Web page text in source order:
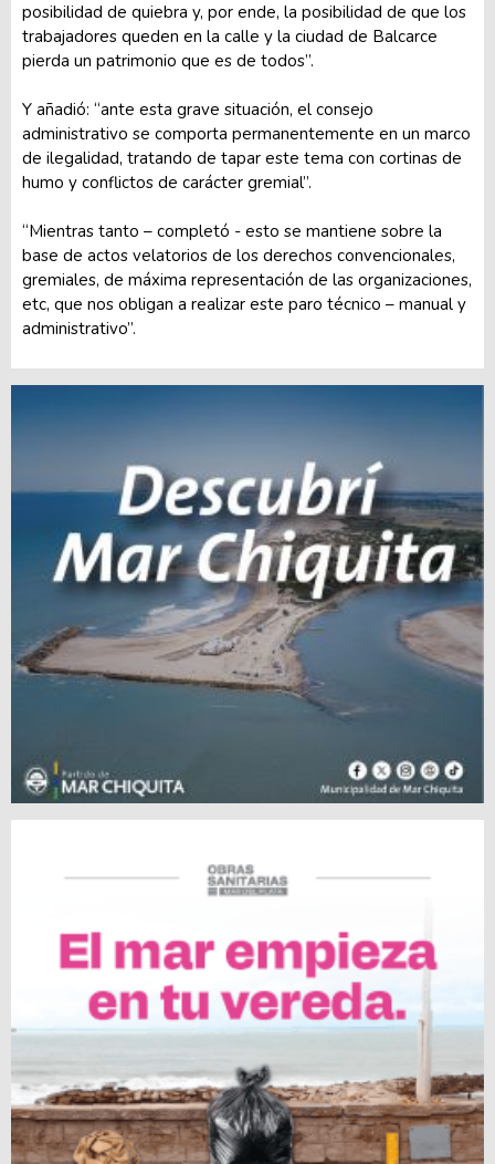
posibilidad de quiebra y, por ende, la posibilidad de que los
trabajadores queden en la calle y la ciudad de Balcarce
pierda un patrimonio que es de todos”.
Y añadió: “ante esta grave situación, el consejo
administrativo se comporta permanentemente en un marco
de ilegalidad, tratando de tapar este tema con cortinas de
humo y conflictos de carácter gremial”.
“Mientras tanto – completó - esto se mantiene sobre la
base de actos velatorios de los derechos convencionales,
gremiales, de máxima representación de las organizaciones,
etc, que nos obligan a realizar este paro técnico – manual y
administrativo”.